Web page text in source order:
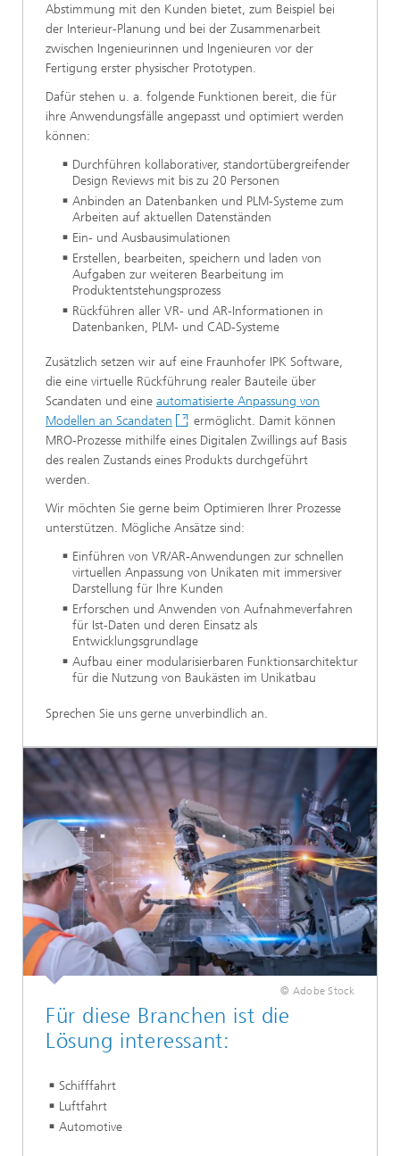
Abstimmung mit den Kunden bietet, zum Beispiel bei
der Interieur-Planung und bei der Zusammenarbeit
zwischen Ingenieurinnen und Ingenieuren vor der
Fertigung erster physischer Prototypen.
Dafür stehen u. a. folgende Funktionen bereit, die für
ihre Anwendungsfälle angepasst und optimiert werden
können:
Durchführen kollaborativer, standortübergreifender
Design Reviews mit bis zu 20 Personen
Anbinden an Datenbanken und PLM-Systeme zum
Arbeiten auf aktuellen Datenständen
Ein- und Ausbausimulationen
Erstellen, bearbeiten, speichern und laden von
Aufgaben zur weiteren Bearbeitung im
Produktentstehungsprozess
Rückführen aller VR- und AR-Informationen in
Datenbanken, PLM- und CAD-Systeme
Zusätzlich setzen wir auf eine Fraunhofer IPK Software,
die eine virtuelle Rückführung realer Bauteile über
Scandaten und eine automatisierte Anpassung von
Modellen an Scandaten
ermöglicht. Damit können
MRO-Prozesse mithilfe eines Digitalen Zwillings auf Basis
des realen Zustands eines Produkts durchgeführt
werden.
Wir möchten Sie gerne beim Optimieren Ihrer Prozesse
unterstützen. Mögliche Ansätze sind:
Einführen von VR/AR-Anwendungen zur schnellen
virtuellen Anpassung von Unikaten mit immersiver
Darstellung für Ihre Kunden
Erforschen und Anwenden von Aufnahmeverfahren
für Ist-Daten und deren Einsatz als
Entwicklungsgrundlage
Aufbau einer modularisierbaren Funktionsarchitektur
für die Nutzung von Baukästen im Unikatbau
Sprechen Sie uns gerne unverbindlich an.
© Adobe Stock
Für diese Branchen ist die
Lösung interessant:
Schifffahrt
Luftfahrt
Automotive